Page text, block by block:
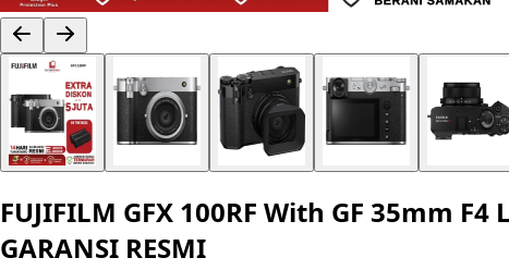
FUJIFILM GFX 100RF With GF 35mm
GARANSI RESMI